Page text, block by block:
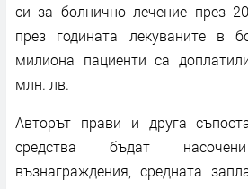
си за болнично лечение през
през годината лекуваните в
милиона пациенти са
млн. лв.
Авторът прави и друга
средства бъдат
възнаграждения, средната